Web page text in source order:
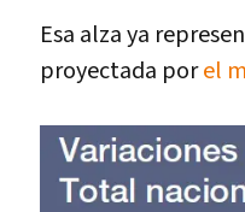
Esa alza ya
proyectada porel